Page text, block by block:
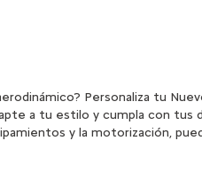
Personaliza tu
a tu estilo y cumpla con tus
y la motorización,